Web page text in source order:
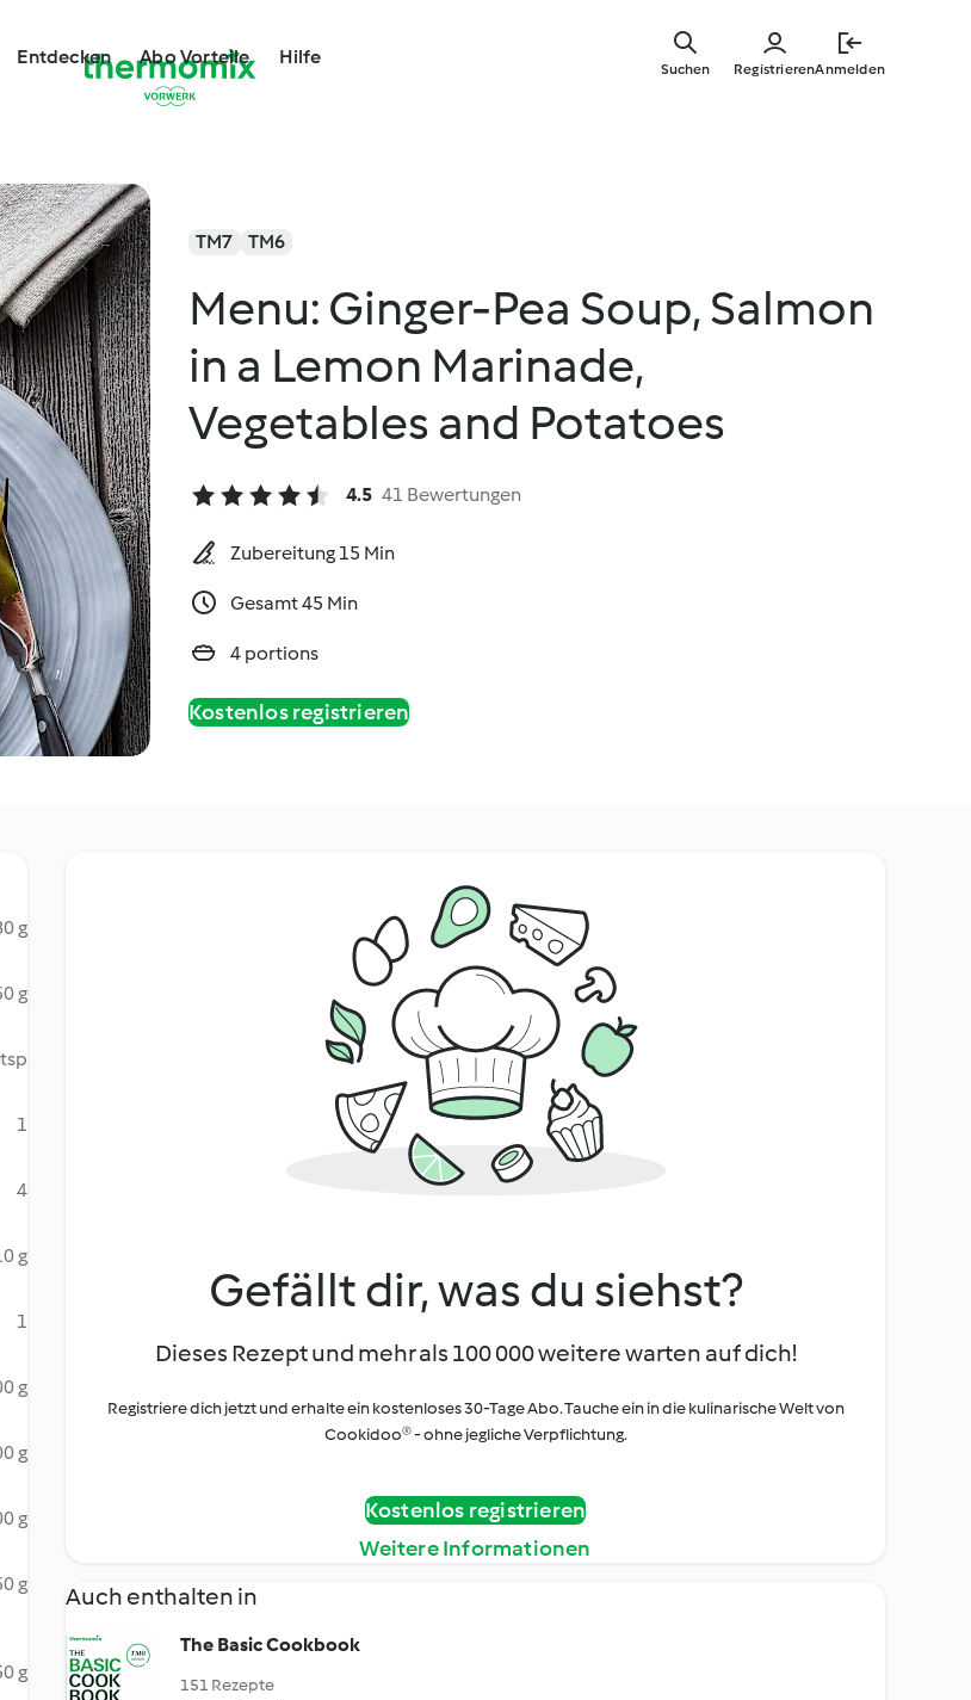
Entdecken Abo Vorteile Hilfe
RegistrierenAnmelden
Suchen
TM7 TM6
Menu: Ginger-Pea Soup, Salmon
in a Lemon Marinade,
Vegetables and Potatoes
4.5 41 Bewertungen
Zubereitung 15 Min
Gesamt 45 Min
4 portions
Kostenlos registrieren
g
g
1
4
g
1
g
g
g
g
g
Gefällt dir, was du siehst?
Dieses Rezept und mehr als 100 000 weitere warten auf dich!
Registriere dich jetzt und erhalte ein kostenloses 30-Tage Abo. Tauche ein in die kulinarische Welt von
Cookidoo® - ohne jegliche Verpflichtung.
Kostenlos registrieren
Weitere Informationen
Auch enthalten in
The Basic Cookbook
151 Rezepte